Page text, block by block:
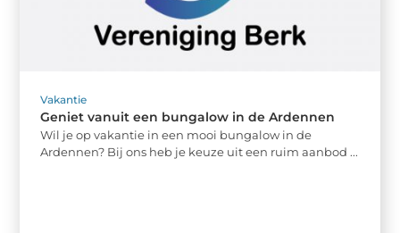
Vakantie
Geniet vanuit een bungalow in de Ardennen
Wil je op vakantie in een mooi bungalow in de
Ardennen? Bij ons heb je keuze uit een ruim aanbod ...